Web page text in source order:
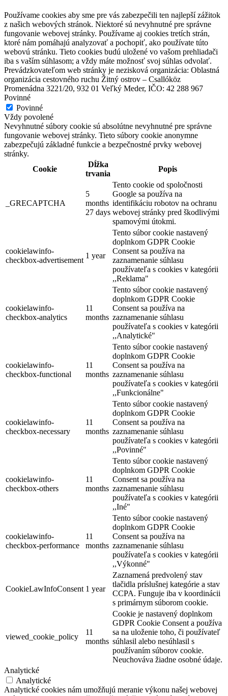
Používame cookies aby sme pre vás zabezpečili ten najlepší zážitok
z našich webových stránok. Niektoré sú nevyhnutné pre správne
fungovanie webovej stránky. Používame aj cookies tretích strán,
ktoré nám pomáhajú analyzovať a pochopiť, ako používate túto
webovú stránku. Tieto cookies budú uložené vo vašom prehliadači
iba s vaším súhlasom; a vždy máte možnosť svoj súhlas odvolať.
Prevádzkovateľom web stránky je nezisková organizácia: Oblastná
organizácia cestovného ruchu Žitný ostrov – Csallóköz
Promenádna 3221/20, 932 01 Veľký Meder, IČO: 42 288 967
Povinné
Povinné
Vždy povolené
Nevyhnutné súbory cookie sú absolútne nevyhnutné pre správne
fungovanie webovej stránky. Tieto súbory cookie anonymne
zabezpečujú základné funkcie a bezpečnostné prvky webovej
stránky.
Cookie
Dĺžka
trvania
Popis
_GRECAPTCHA
5
months
27 days
Tento cookie od spoločnosti
Google sa používa na
identifikáciu robotov na ochranu
webovej stránky pred škodlivými
spamovými útokmi.
cookielawinfo-
checkbox-advertisement
1 year
Tento súbor cookie nastavený
doplnkom GDPR Cookie
Consent sa používa na
zaznamenanie súhlasu
používateľa s cookies v kategórii
,,Reklama"
cookielawinfo-
checkbox-analytics
11
months
Tento súbor cookie nastavený
doplnkom GDPR Cookie
Consent sa používa na
zaznamenanie súhlasu
používateľa s cookies v kategórii
,,Analytické"
cookielawinfo-
checkbox-functional
11
months
Tento súbor cookie nastavený
doplnkom GDPR Cookie
Consent sa používa na
zaznamenanie súhlasu
používateľa s cookies v kategórii
,,Funkcionálne"
cookielawinfo-
checkbox-necessary
11
months
Tento súbor cookie nastavený
doplnkom GDPR Cookie
Consent sa používa na
zaznamenanie súhlasu
používateľa s cookies v kategórii
,,Povinné"
cookielawinfo-
checkbox-others
11
months
Tento súbor cookie nastavený
doplnkom GDPR Cookie
Consent sa používa na
zaznamenanie súhlasu
používateľa s cookies v kategórii
,,Iné"
cookielawinfo-
checkbox-performance
11
months
Tento súbor cookie nastavený
doplnkom GDPR Cookie
Consent sa používa na
zaznamenanie súhlasu
používateľa s cookies v kategórii
,,Výkonné"
CookieLawInfoConsent 1 year
Zaznamená predvolený stav
tlačidla príslušnej kategórie a stav
CCPA. Funguje iba v koordinácii
s primárnym súborom cookie.
viewed_cookie_policy
11
months
Cookie je nastavený doplnkom
GDPR Cookie Consent a používa
sa na uloženie toho, či používateľ
súhlasil alebo nesúhlasil s
používaním súborov cookie.
Neuchováva žiadne osobné údaje.
Analytické
Analytické
Analytické cookies nám umožňujú meranie výkonu našej webovej